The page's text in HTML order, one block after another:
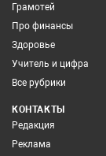
Грамотей
Про финансы
Здоровье
Учитель и цифра
Все рубрики
КОНТАКТЫ
Редакция
Реклама